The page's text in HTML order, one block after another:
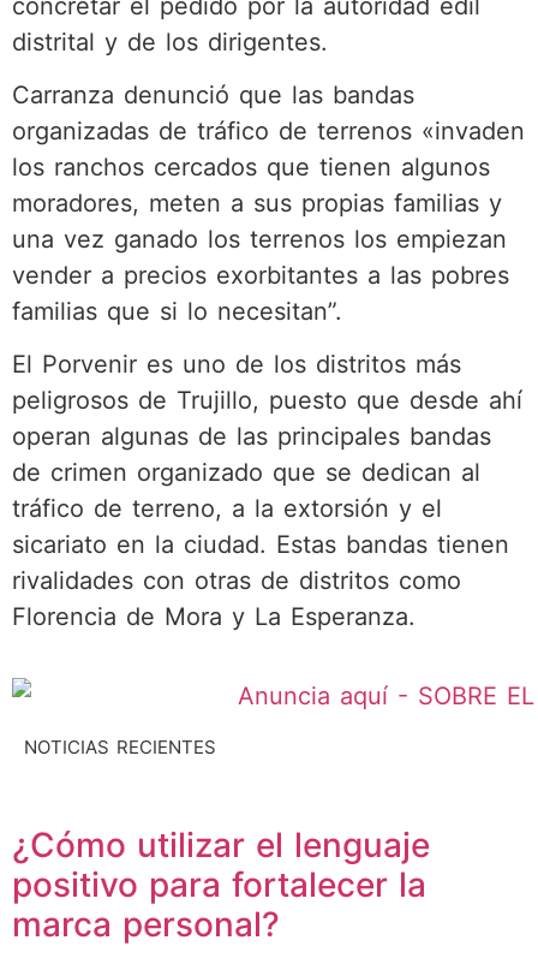
distrital y de los dirigentes.
Carranza denunció que las bandas
organizadas de tráfico de terrenos «invaden
los ranchos cercados que tienen algunos
moradores, meten a sus propias familias y
una vez ganado los terrenos los empiezan
vender a precios exorbitantes a las pobres
familias que si lo necesitan”.
El Porvenir es uno de los distritos más
peligrosos de Trujillo, puesto que desde ahí
operan algunas de las principales bandas
de crimen organizado que se dedican al
tráfico de terreno, a la extorsión y el
sicariato en la ciudad. Estas bandas tienen
rivalidades con otras de distritos como
Florencia de Mora y La Esperanza.
NOTICIAS RECIENTES
¿Cómo utilizar el lenguaje
positivo para fortalecer la
marca personal?